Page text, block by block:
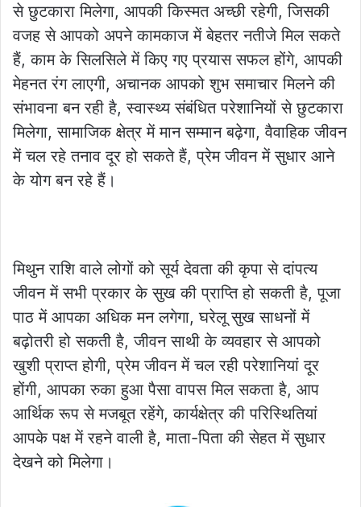
से छुटकारा मिलेगा, आपकी किस्मत अच्छी रहेगी, जिसकी
वजह से आपको अपने कामकाज में बेहतर नतीजे मिल सकते
हैं, काम के सिलसिले में किए गए प्रयास सफल होंगे, आपकी
मेहनत रंग लाएगी, अचानक आपको शुभ समाचार मिलने की
संभावना बन रही है, स्वास्थ्य संबंधित परेशानियों से छुटकारा
मिलेगा, सामाजिक क्षेत्र में मान सम्मान बढ़ेगा, वैवाहिक जीवन
में चल रहे तनाव दूर हो सकते हैं, प्रेम जीवन में सुधार आने
के योग बन रहे हैं।
मिथुन राशि वाले लोगों को सूर्य देवता की कृपा से दांपत्य
जीवन में सभी प्रकार के सुख की प्राप्ति हो सकती है, पूजा
पाठ में आपका अधिक मन लगेगा, घरेलू सुख साधनों में
बढ़ोतरी हो सकती है, जीवन साथी के व्यवहार से आपको
खुशी प्राप्त होगी, प्रेम जीवन में चल रही परेशानियां दूर
होंगी, आपका रुका हुआ पैसा वापस मिल सकता है, आप
आर्थिक रूप से मजबूत रहेंगे, कार्यक्षेत्र की परिस्थितियां
आपके पक्ष में रहने वाली है, माता-पिता की सेहत में सुधार
देखने को मिलेगा।